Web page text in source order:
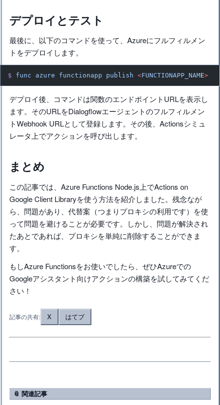
デプロイとテスト
最後に、以下のコマンドを使って、Azureにフルフィルメン
トをデプロイします。
$ func azure functionapp publish <FUNCTIONAPP_NAME>
デプロイ後、コマンドは関数のエンドポイントURLを表示し
ます。そのURLをDialogflowエージェントのフルフィルメン
トWebhook URLとして登録します。その後、Actionsシミュ
レータ上でアクションを呼び出します。
まとめ
この記事では、Azure Functions Node.js上でActions on
Google Client Libraryを使う方法を紹介しました。残念なが
ら、問題があり、代替案（つまりプロキシの利用です）を使
って問題を避けることが必要です。しかし、問題が解決され
たあとであれば、プロキシを単純に削除することができま
す。
もしAzure Functionsをお使いでしたら、ぜひAzureでの
Googleアシスタント向けアクションの構築を試してみてくだ
さい！
記事の共有: X はてブ
📎 関連記事